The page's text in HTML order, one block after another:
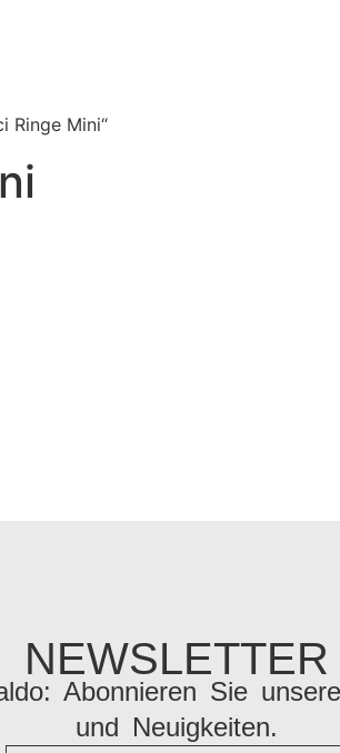
Ringe Mini“
NEWSLETTER
Abonnieren Sie
und Neuigkeiten.